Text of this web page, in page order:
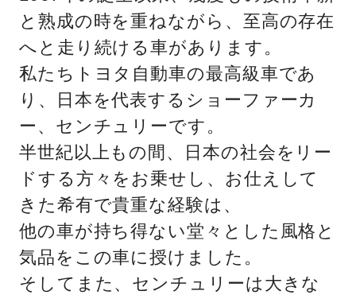
と熟成の時を重ねながら、至高の存在
へと走り続ける車があります。
私たちトヨタ自動車の最高級車であ
り、日本を代表するショーファーカ
ー、センチュリーです。
半世紀以上もの間、日本の社会をリー
ドする方々をお乗せし、お仕えして
きた希有で貴重な経験は、
他の車が持ち得ない堂々とした風格と
気品をこの車に授けました。
そしてまた、センチュリーは大きな